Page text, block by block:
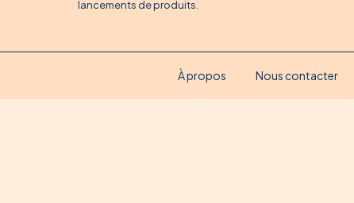
lancements de produits.
À propos Nous contacter